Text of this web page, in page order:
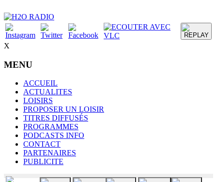
X
MENU
ACCUEIL
ACTUALITES
LOISIRS
PROPOSER UN LOISIR
TITRES DIFFUSÉS
PROGRAMMES
PODCASTS INFO
CONTACT
PARTENAIRES
PUBLICITE